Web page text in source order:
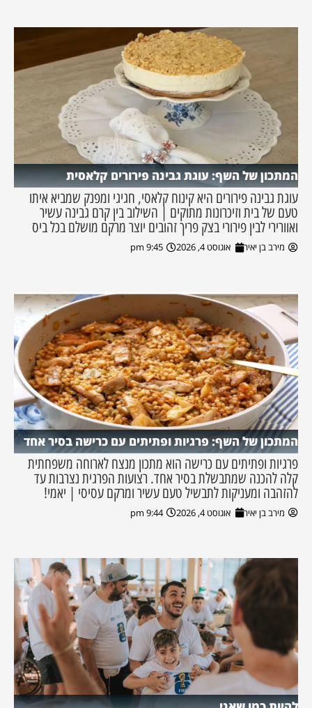
המתכון של השף: עוגת גבינה פירורים קלאסית
עוגת גבינה פירורים היא קינוח קלאסי, חגיגי ומפנק שמביא איתו
טעם של בית וזיכרונות מתוקים | השילוב בין קרם גבינה עשיר
ואוורירי לבין פירורי בצק פריך זהובים יוצר מרקם מושלם בכל ביס
מירב בן יאיר אוגוסט 4, 2026 9:45 pm
המתכון של השף: פרגיות ופתיתים עם כרישה בסיר אחד
פרגיות ופתיתים עם כרישה הוא מתכון מנצח לארוחה משפחתית
קלה להכנה שמתבשלת בסיר אחד. רצועות הפרגית נצרבות עד
להזהבה ומעניקות לתבשיל טעם עשיר ומרקם עסיסי | יאמי!
מירב בן יאיר אוגוסט 4, 2026 9:44 pm